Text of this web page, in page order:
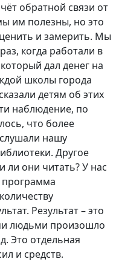
обратной связи от
им полезны, но это
и замерить. Мы
когда работали в
дал денег на
школы города
детям об этих
наблюдение, по
что более
нашу
Другое
ли они читать? У нас
программа
Результат – это
людьми произошло
Это отдельная
и средств.